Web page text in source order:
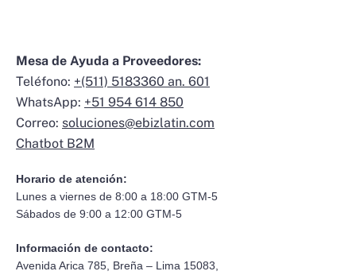
Mesa de Ayuda a Proveedores:
Teléfono: +(511) 5183360 an. 601
WhatsApp: +51 954 614 850
Correo: soluciones@ebizlatin.com
Chatbot B2M
Horario de atención:
Lunes a viernes de 8:00 a 18:00 GTM-5
Sábados de 9:00 a 12:00 GTM-5
Información de contacto:
Avenida Arica 785, Breña – Lima 15083,